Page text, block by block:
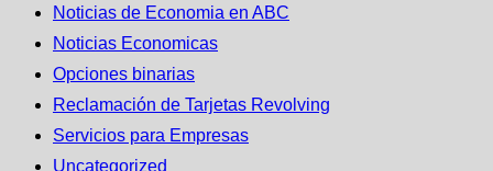
Noticias de Economia en ABC
Noticias Economicas
Opciones binarias
Reclamación de Tarjetas Revolving
Servicios para Empresas
Uncategorized